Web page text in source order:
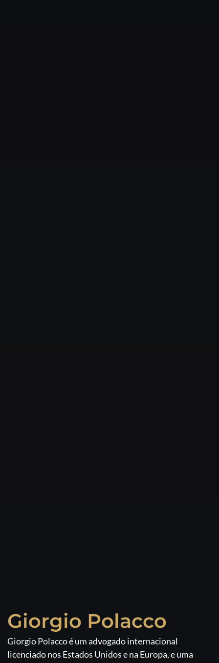
Giorgio Polacco
Giorgio Polacco é um advogado internacional
licenciado nos Estados Unidos e na Europa, e uma